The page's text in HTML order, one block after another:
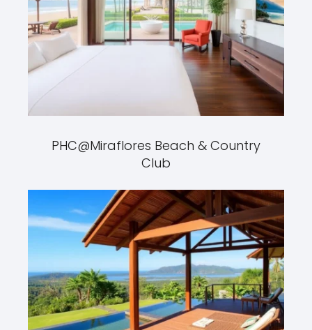
PHC@Miraflores Beach & Country
Club